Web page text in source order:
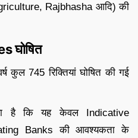
Rajbhasha आदि) की
घोषित
कुल 745 रिक्तियां घोषित की गई
है कि यह केवल Indicative
Banks की आवश्यकता के